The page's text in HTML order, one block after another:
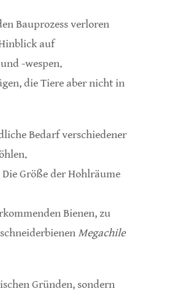
Bauprozess verloren
auf
-wespen.
die Tiere aber nicht in
Bedarf verschiedener
Größe der Hohlräume
Bienen, zu
Megachile
Gründen, sondern